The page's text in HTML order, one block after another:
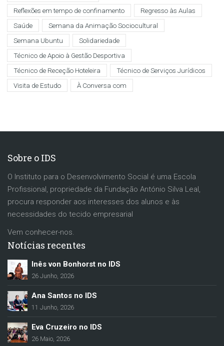
Reflexões em tempo de confinamento
Regresso às Aulas
Saúde
Semana da Animação Sociocultural
Semana Ubuntu
Solidariedade
Técnico de Apoio à Gestão Desportiva
Técnico de Receção Hoteleira
Técnico de Serviços Jurídicos
Visita de Estudo
À Conversa com
Sobre o IDS
O Instituto para o Desenvolvimento Social é uma Escola
Profissional, propriedade da Fundação António Silva Leal,
procura responder aos interesses dos alunos e às
necessidades do tecido empresarial
Vem conhecer-nos.
Notícias recentes
Inês von Bonhorst no IDS
26 Junho, 2026
Ana Santos no IDS
11 Junho, 2026
Eva Cruzeiro no IDS
26 Maio, 2026